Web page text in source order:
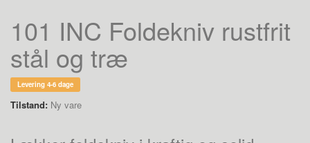
101 INC Foldekniv rustfrit
stål og træ
Levering 4-6 dage
Tilstand: Ny vare